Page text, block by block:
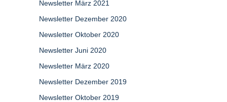
Newsletter März 2021
Newsletter Dezember 2020
Newsletter Oktober 2020
Newsletter Juni 2020
Newsletter März 2020
Newsletter Dezember 2019
Newsletter Oktober 2019